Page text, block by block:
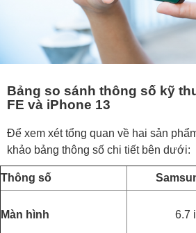
Bảng so sánh thông số kỹ
FE và iPhone 13
Để xem xét tổng quan về hai sản
khảo bảng thông số chi tiết bên dưới:
Thông số
Màn hình 6.7